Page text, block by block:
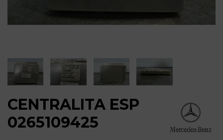
CENTRALITA ESP
0265109425